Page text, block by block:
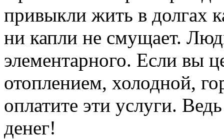
привыкли жить в долгах
ни капли не смущает.
элементарного. Если вы
отоплением, холодной,
оплатите эти услуги.
денег!